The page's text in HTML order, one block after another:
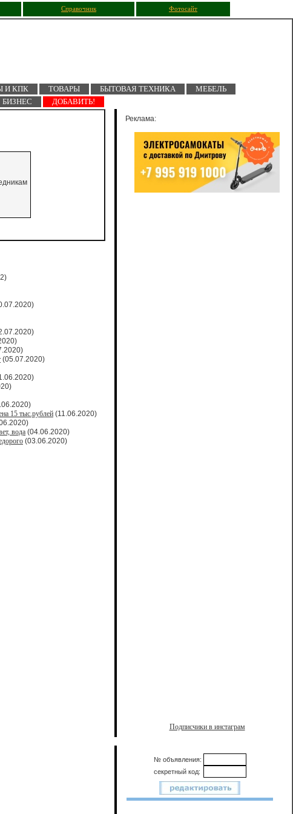
Справочник Фотосайт
И КПК ТОВАРЫ БЫТОВАЯ ТЕХНИКА
МЕБЕЛЬ
БИЗНЕС ДОБАВИТЬ!
(05.07.2020)
15 тыс.рублей (11.06.2020)
вода (04.06.2020)
(03.06.2020)
Реклама:
Подписчики в инстаграм
№ объявления:
секретный код: